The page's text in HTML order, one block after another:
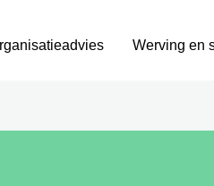
Werving en